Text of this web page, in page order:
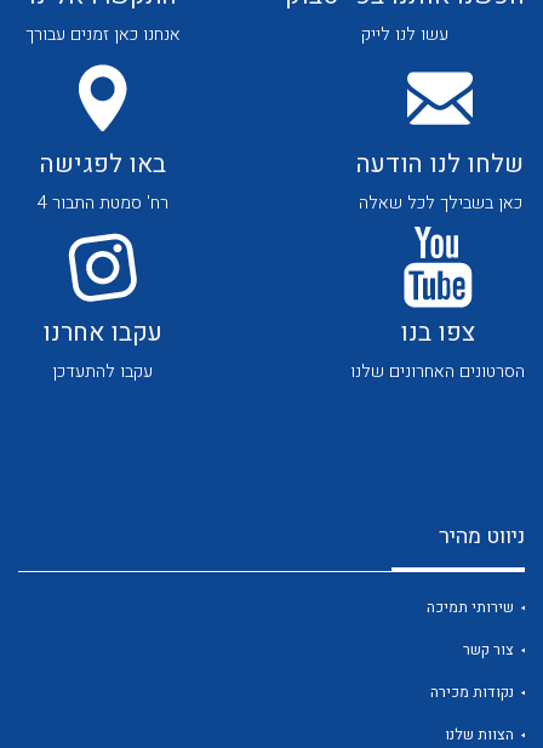
לכל מוצרי היצרן לכל מוצרי היצרן
לכל מוצרי היצרן לכל מוצרי היצרן
לכל מוצרי היצרן
עשו לנו לייק אנחנו כאן זמנים עבורך
שלחו לנו הודעה
כאן בשבילך לכל שאלה
באו לפגישה
רח' סמטת התבור 4
צפו בנו
הסרטונים האחרונים שלנו
עקבו אחרנו
עקבו להתעדכן
ניווט מהיר
שירותי תמיכה
צור קשר
נקודות מכירה
הצוות שלנו